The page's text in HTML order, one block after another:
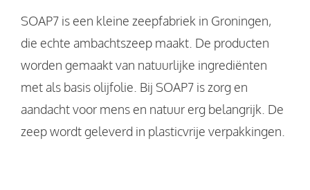
SOAP7 is een kleine zeepfabriek in Groningen,
die echte ambachtszeep maakt. De producten
worden gemaakt van natuurlijke ingrediënten
met als basis olijfolie. Bij SOAP7 is zorg en
aandacht voor mens en natuur erg belangrijk. De
zeep wordt geleverd in plasticvrije verpakkingen.